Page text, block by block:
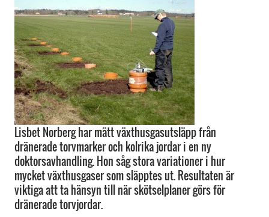
Lisbet Norberg har mätt växthusgasutsläpp från
dränerade torvmarker och kolrika jordar i en ny
doktorsavhandling. Hon såg stora variationer i hur
mycket växthusgaser som släpptes ut. Resultaten är
viktiga att ta hänsyn till när skötselplaner görs för
dränerade torvjordar.